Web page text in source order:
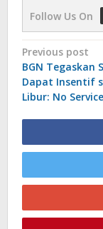
Follow Us On
Post
Previous post
BGN Tegaskan
Dapat Insentif
Libur: No